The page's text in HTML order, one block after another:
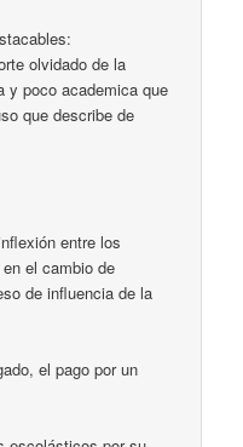
olvidado de la
y poco academica que
que describe de
entre los
el cambio de
de influencia de la
el pago por un